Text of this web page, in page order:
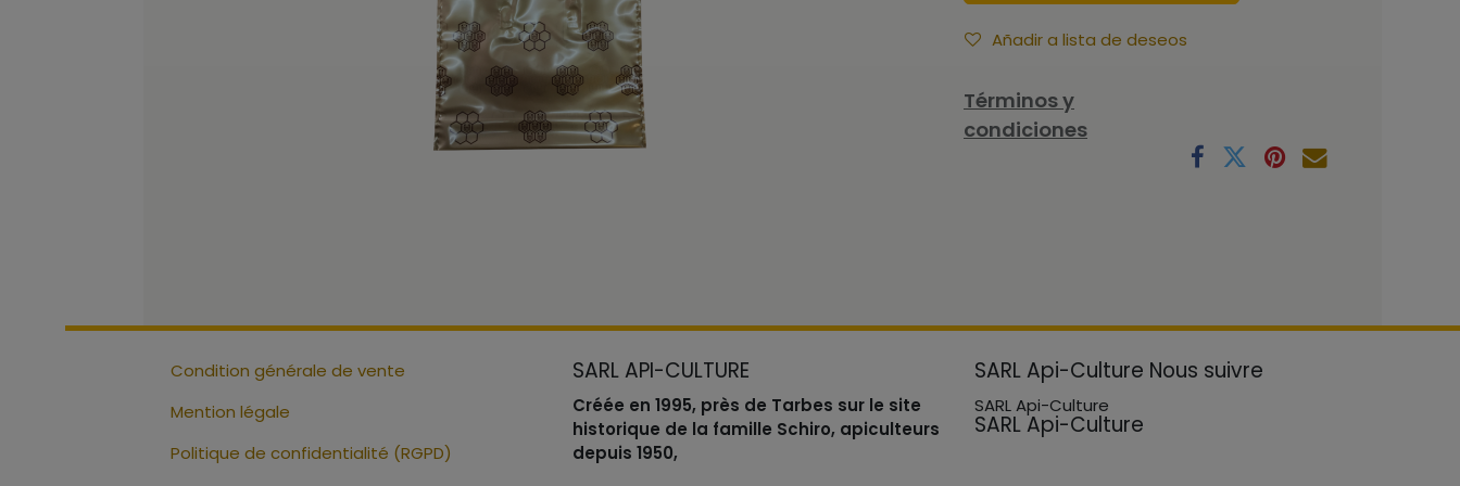
Añadir a lista de deseos
Términos y
condiciones
Condition générale de vente
Mention légale
Politique de confidentialité (RGPD)
SARL API-CULTURE
Créée en 1995, près de Tarbes sur le site
historique de la famille Schiro, apiculteurs
depuis 1950,
SARL Api-Culture Nous suivre
SARL Api-Culture
SARL Api-Culture